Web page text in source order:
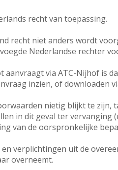
recht van toepassing.
recht niet anders wordt
Nederlandse rechter
aanvraagt via ATC-Nijhof is
inzien, of downloaden
nietig blijkt te zijn,
in dit geval ter vervanging
van de oorspronkelijke
verplichtingen uit de
overneemt.